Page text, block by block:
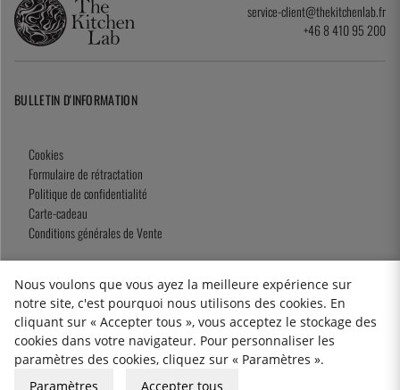
service-client@thekitchenlab.fr
+46 8 410 95 200
BULLETIN D'INFORMATION
Cookies
Formulaire de rétractation
Politique de confidentialité
Carte-cadeau
Conditions générales de Vente
2026 KitchenLab AB
Nous voulons que vous ayez la meilleure expérience sur
notre site, c'est pourquoi nous utilisons des cookies. En
cliquant sur « Accepter tous », vous acceptez le stockage des
cookies dans votre navigateur. Pour personnaliser les
paramètres des cookies, cliquez sur « Paramètres ».
Paramètres
Accepter tous